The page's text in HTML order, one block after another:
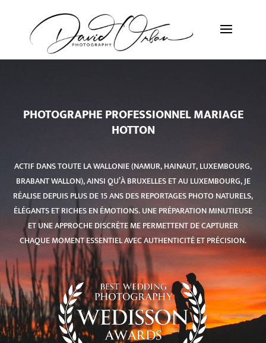
PHOTOGRAPHE PROFESSIONNEL MARIAGE
HOTTON
ACTIF DANS TOUTE LA WALLONIE (NAMUR, HAINAUT, LUXEMBOURG,
BRABANT WALLON), AINSI QU’À BRUXELLES ET AU LUXEMBOURG, JE
RÉALISE DEPUIS PLUS DE 15 ANS DES REPORTAGES PHOTO NATURELS,
ÉLÉGANTS ET RICHES EN ÉMOTIONS. UNE PRÉPARATION MINUTIEUSE
ET UNE APPROCHE DISCRÈTE ME PERMETTENT DE CAPTURER
CHAQUE MOMENT ESSENTIEL AVEC AUTHENTICITÉ ET PRÉCISION.